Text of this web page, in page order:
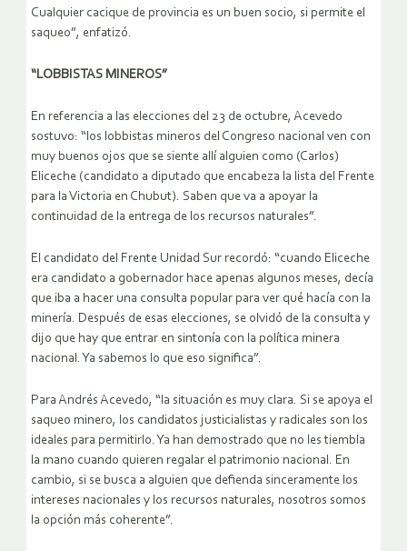
Cualquier cacique de provincia es un buen socio, si permite el
saqueo”, enfatizó.
“LOBBISTAS MINEROS”
En referencia a las elecciones del 23 de octubre, Acevedo
sostuvo: “los lobbistas mineros del Congreso nacional ven con
muy buenos ojos que se siente allí alguien como (Carlos)
Eliceche (candidato a diputado que encabeza la lista del Frente
para la Victoria en Chubut). Saben que va a apoyar la
continuidad de la entrega de los recursos naturales”.
El candidato del Frente Unidad Sur recordó: “cuando Eliceche
era candidato a gobernador hace apenas algunos meses, decía
que iba a hacer una consulta popular para ver qué hacía con la
minería. Después de esas elecciones, se olvidó de la consulta y
dijo que hay que entrar en sintonía con la política minera
nacional. Ya sabemos lo que eso significa”.
Para Andrés Acevedo, “la situación es muy clara. Si se apoya el
saqueo minero, los candidatos justicialistas y radicales son los
ideales para permitirlo. Ya han demostrado que no les tiembla
la mano cuando quieren regalar el patrimonio nacional. En
cambio, si se busca a alguien que defienda sinceramente los
intereses nacionales y los recursos naturales, nosotros somos
la opción más coherente”.